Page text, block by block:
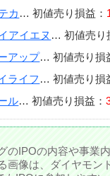
カ …初値売り損益：
アイエヌ …初値売り
アップ…初値売り損
ライフ …初値売り損
ル…初値売り損益：
のIPOの内容や事業
画像は、ダイヤモン